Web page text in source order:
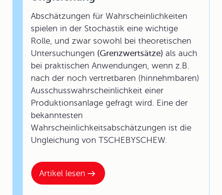
Artikel lesen
Abschätzungen für Wahrscheinlichkeiten
spielen in der Stochastik eine wichtige
Rolle, und zwar sowohl bei theoretischen
Untersuchungen (Grenzwertsätze) als auch
bei praktischen Anwendungen, wenn z.B.
nach der noch vertretbaren (hinnehmbaren)
Ausschusswahrscheinlichkeit einer
Produktionsanlage gefragt wird. Eine der
bekanntesten
Wahrscheinlichkeitsabschätzungen ist die
Ungleichung von TSCHEBYSCHEW.